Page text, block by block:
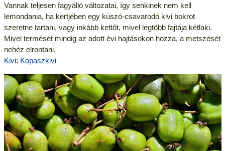
Vannak teljesen fagyálló változatai, így senkinek nem kell
lemondania, ha kertjében egy kúszó-csavarodó kivi bokrot
szeretne tartani, vagy inkább kettőt, mivel legtöbb fajtája kétlaki.
Mivel termését mindig az adott évi hajtásokon hozza, a metszését
nehéz elrontani.
Kivi; Kopaszkivi